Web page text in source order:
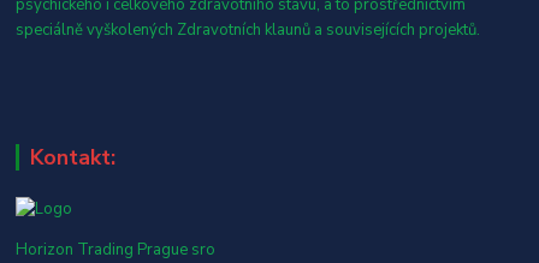
psychického i celkového zdravotního stavu, a to prostřednictvím
speciálně vyškolených Zdravotních klaunů a souvisejících projektů.
Kontakt:
Horizon Trading Prague sro